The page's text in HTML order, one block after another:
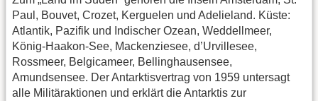
Paul, Bouvet, Crozet, Kerguelen und Adelieland. Küste:
Atlantik, Pazifik und Indischer Ozean, Weddellmeer,
König-Haakon-See, Mackenziesee, d’Urvillesee,
Rossmeer, Belgicameer, Bellinghausensee,
Amundsensee. Der Antarktisvertrag von 1959 untersagt
alle Militäraktionen und erklärt die Antarktis zur